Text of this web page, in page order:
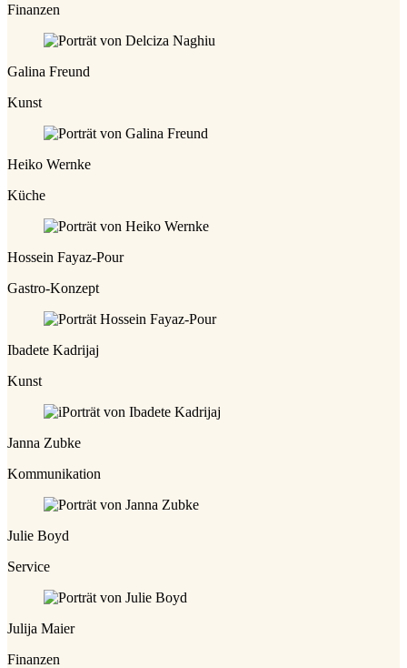
Finanzen
Galina Freund
Kunst
Heiko Wernke
Küche
Hossein Fayaz-Pour
Gastro-Konzept
Ibadete Kadrijaj
Kunst
Janna Zubke
Kommunikation
Julie Boyd
Service
Julija Maier
Finanzen